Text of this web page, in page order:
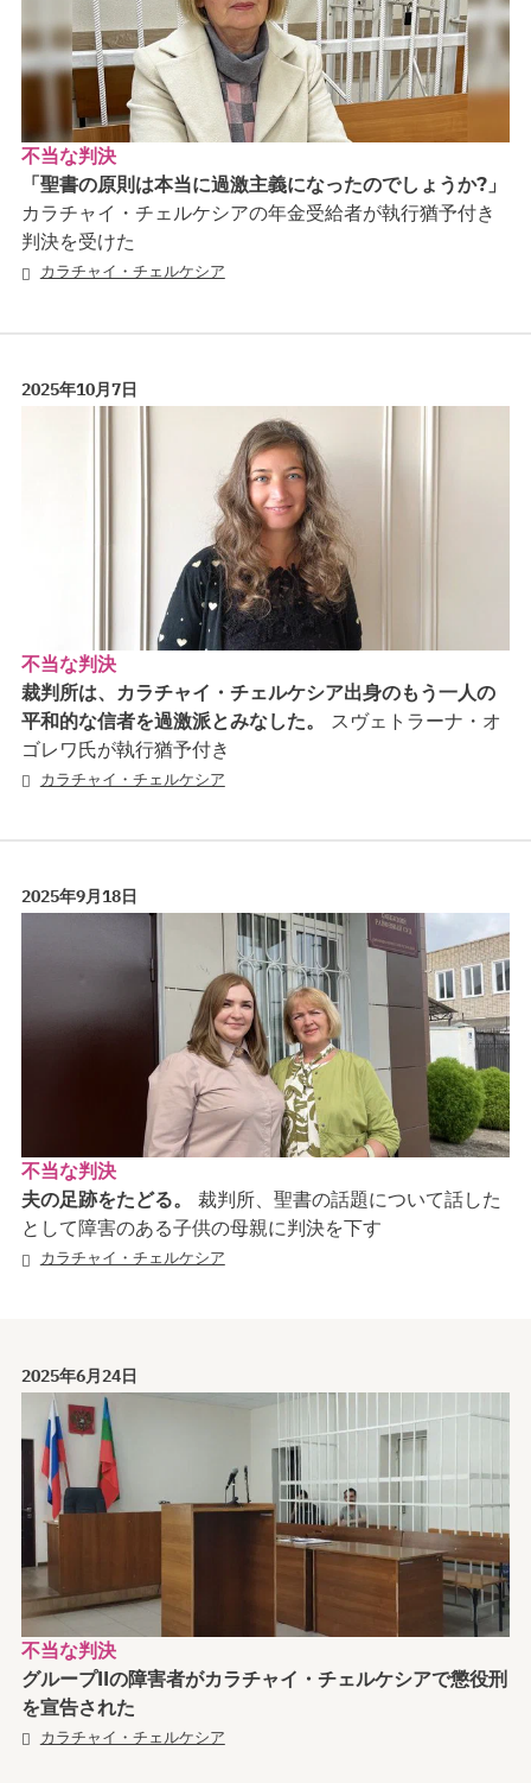
不当な判決
「聖書の原則は本当に過激主義になったのでしょうか?」
カラチャイ・チェルケシアの年金受給者が執行猶予付き
判決を受けた
カラチャイ・チェルケシア
2025年10月7日
不当な判決
裁判所は、カラチャイ・チェルケシア出身のもう一人の
平和的な信者を過激派とみなした。
スヴェトラーナ・オ
ゴレワ氏が執行猶予付き
カラチャイ・チェルケシア
2025年9月18日
不当な判決
夫の足跡をたどる。 裁判所、聖書の話題について話した
として障害のある子供の母親に判決を下す
カラチャイ・チェルケシア
2025年6月24日
不当な判決
グループIIの障害者がカラチャイ・チェルケシアで懲役刑
を宣告された
カラチャイ・チェルケシア